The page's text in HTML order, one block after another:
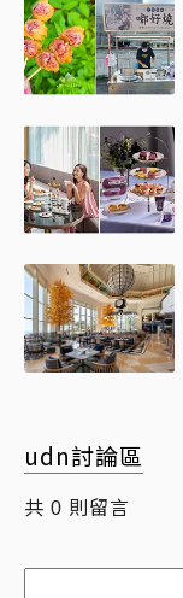
udn討論區
共 0 則留言